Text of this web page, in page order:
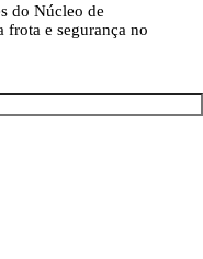
do Núcleo de
frota e segurança no